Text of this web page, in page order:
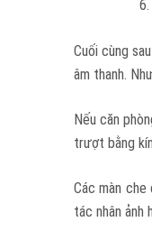
Cuối cùng
âm thanh.
Nếu căn
trượt bằng
Các màn
tác nhân